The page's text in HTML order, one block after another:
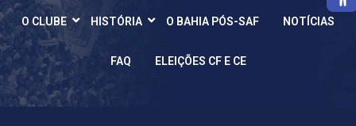
O CLUBE HISTÓRIA O BAHIA PÓS-SAF NOTÍCIAS
FAQ ELEIÇÕES CF E CE